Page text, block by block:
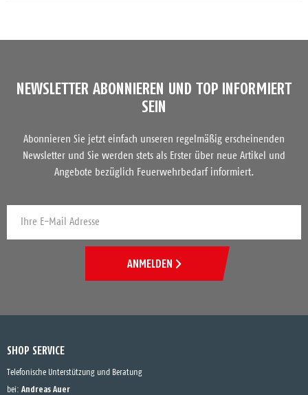
NEWSLETTER ABONNIEREN UND TOP INFORMIERT
SEIN
Abonnieren Sie jetzt einfach unseren regelmäßig erscheinenden
Newsletter und Sie werden stets als Erster über neue Artikel und
Angebote bezüglich Feuerwehrbedarf informiert.
ANMELDEN
SHOP SERVICE
Telefonische Unterstützung und Beratung
bei: Andreas Auer